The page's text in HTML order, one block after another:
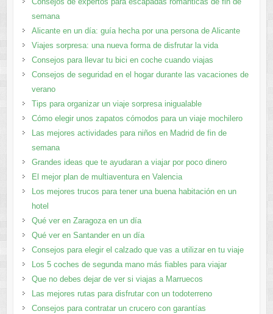
semana
Alicante en un día: guía hecha por una persona de Alicante
Viajes sorpresa: una nueva forma de disfrutar la vida
Consejos para llevar tu bici en coche cuando viajas
Consejos de seguridad en el hogar durante las vacaciones de
verano
Tips para organizar un viaje sorpresa inigualable
Cómo elegir unos zapatos cómodos para un viaje mochilero
Las mejores actividades para niños en Madrid de fin de
semana
Grandes ideas que te ayudaran a viajar por poco dinero
El mejor plan de multiaventura en Valencia
Los mejores trucos para tener una buena habitación en un
hotel
Qué ver en Zaragoza en un día
Qué ver en Santander en un día
Consejos para elegir el calzado que vas a utilizar en tu viaje
Los 5 coches de segunda mano más fiables para viajar
Que no debes dejar de ver si viajas a Marruecos
Las mejores rutas para disfrutar con un todoterreno
Consejos para contratar un crucero con garantías